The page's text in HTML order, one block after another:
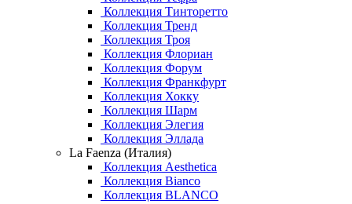
Коллекция Тинторетто
Коллекция Тренд
Коллекция Троя
Коллекция Флориан
Коллекция Форум
Коллекция Франкфурт
Коллекция Хокку
Коллекция Шарм
Коллекция Элегия
Коллекция Эллада
La Faenza (Италия)
Коллекция Aesthetica
Коллекция Bianco
Коллекция BLANCO